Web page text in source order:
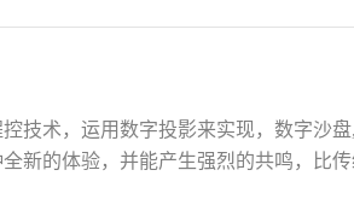
技术，运用数字投影来实现，数字沙
新的体验，并能产生强烈的共鸣，比传